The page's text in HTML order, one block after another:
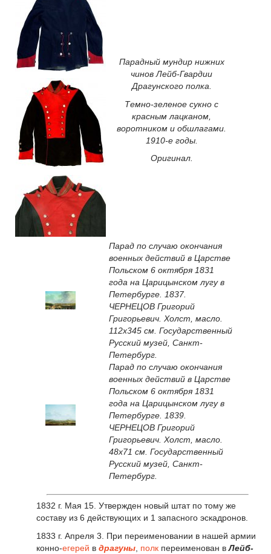
Парадный мундир нижних
чинов Лейб-Гвардии
Драгунского полка.
Темно-зеленое сукно с
красным лацканом,
воротником и обшлагами.
1910-е годы.
Оригинал.
Парад по случаю окончания
военных действий в Царстве
Польском 6 октября 1831
года на Царицынском лугу в
Петербурге. 1837.
ЧЕРНЕЦОВ Григорий
Григорьевич. Холст, масло.
112x345 см. Государственный
Русский музей, Санкт-
Петербург.
Парад по случаю окончания
военных действий в Царстве
Польском 6 октября 1831
года на Царицынском лугу в
Петербурге. 1839.
ЧЕРНЕЦОВ Григорий
Григорьевич. Холст, масло.
48x71 см. Государственный
Русский музей, Санкт-
Петербург.
1832 г. Мая 15. Утвержден новый штат по тому же
составу из 6 действующих и 1 запасного эскадронов.
1833 г. Апреля 3. При переименовании в нашей армии
конно-егерей в драгуны полк переименован вЛейб-